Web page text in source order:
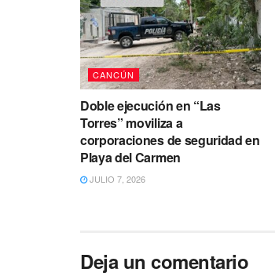
CANCÚN
Doble ejecución en “Las
Torres” moviliza a
corporaciones de seguridad en
Playa del Carmen
JULIO 7, 2026
Deja un comentario